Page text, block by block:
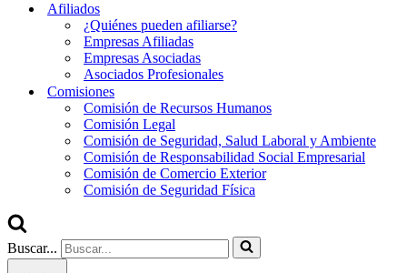
Afiliados
¿Quiénes pueden afiliarse?
Empresas Afiliadas
Empresas Asociadas
Asociados Profesionales
Comisiones
Comisión de Recursos Humanos
Comisión Legal
Comisión de Seguridad, Salud Laboral y Ambiente
Comisión de Responsabilidad Social Empresarial
Comisión de Comercio Exterior
Comisión de Seguridad Física
Buscar...